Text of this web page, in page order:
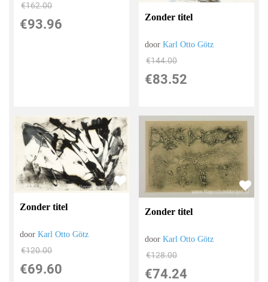
€162.00
€93.96 Zonder titel
doorKarl Otto Götz
€144.00
€83.52
Zonder titel
doorKarl Otto Götz
€120.00
€69.60
Zonder titel
doorKarl Otto Götz
€128.00
€74.24